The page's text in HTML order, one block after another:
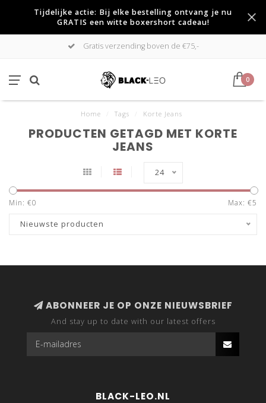
Tijdelijke actie: Bij elke bestelling ontvang je nu
GRATIS een witte boxershort cadeau!
Gratis verzending boven de €75,-
0
Home Tags Korte Jeans
PRODUCTEN GETAGD MET KORTE
JEANS
24
Min: €0 Max: €5
Nieuwste producten
ABONNEER JE OP ONZE NIEUWSBRIEF
And stay up to date with our latest offers
BLACK-LEO.NL